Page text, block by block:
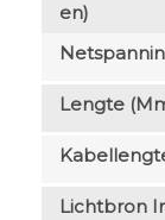
En)
Lengte
Lichtbron